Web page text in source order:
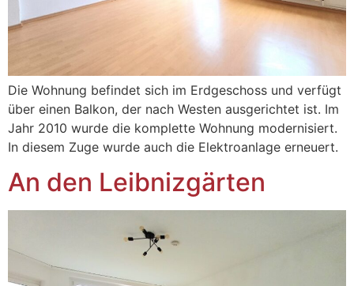
Die Wohnung befindet sich im Erdgeschoss und verfügt
über einen Balkon, der nach Westen ausgerichtet ist. Im
Jahr 2010 wurde die komplette Wohnung modernisiert.
In diesem Zuge wurde auch die Elektroanlage erneuert.
An den Leibnizgärten